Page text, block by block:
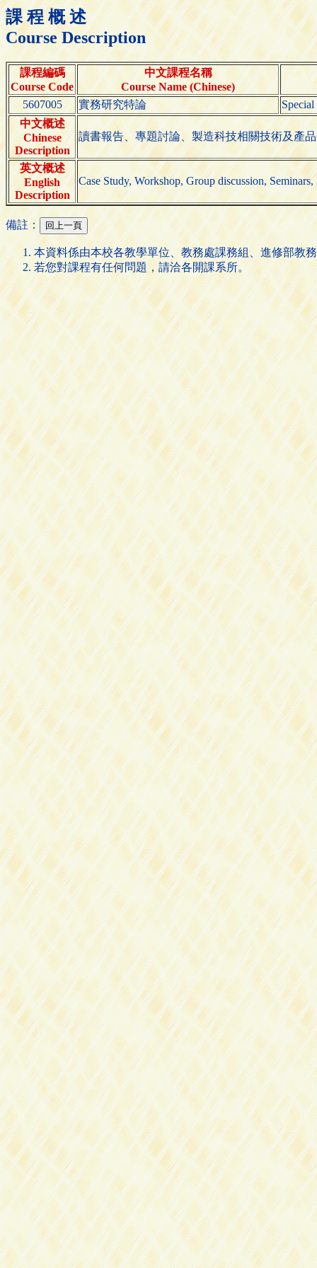
課 程 概 述
Course Description
課程編碼
Course Code
中文課程名稱
Course Name (Chinese)
5607005
實務研究特論
中文概述
Chinese
Description
讀書報告、專題討論、製造科技相關技術及產
英文概述
English
Description
Case Study, Workshop, Group discussion,
備註：
本資料係由本校各教學單位、教務處課務組、進修部教
若您對課程有任何問題，請洽各開課系所。